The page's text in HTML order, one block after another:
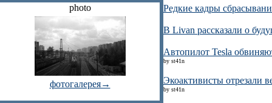
photo
фотогалерея→
Редкие кадры
В Livan рассказали о
Автопилот Tesla
by st41n
Экоактивисты отрезали
by st41n